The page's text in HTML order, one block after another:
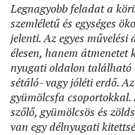
Legnagyobb feladat a
szemléletű és egységes
jelenti. Az egyes
élesen, hanem átmenetet
nyugati oldalon található
sétáló- vagy jóléti erdő.
gyümölcsfa
szőlő, gyümölcsös és
van egy délnyugati